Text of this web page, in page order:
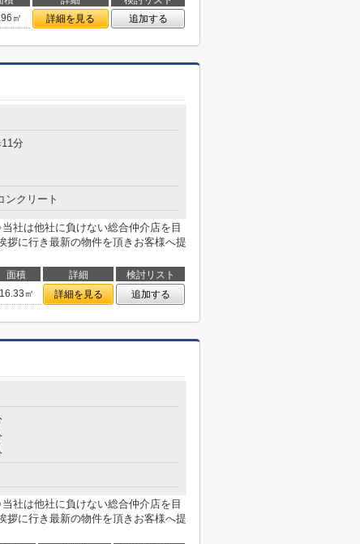
㎡ 詳細を見る 追加する
分
ンクリート
社は他社に負けない総合仲介店を目
拶に行き最新の物件を頂きお客様へ提
面積 詳細
検討リスト
16.33㎡ 詳細を見る 追加する
社は他社に負けない総合仲介店を目
拶に行き最新の物件を頂きお客様へ提